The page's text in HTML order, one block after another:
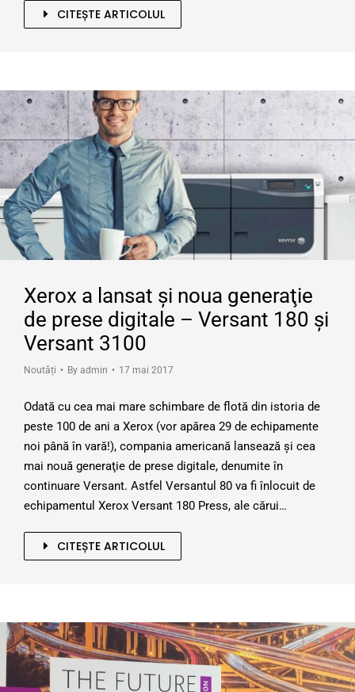
CITEȘTE ARTICOLUL
Xerox a lansat şi noua generaţie
de prese digitale – Versant 180 şi
Versant 3100
Noutăți By admin 17 mai 2017
Odată cu cea mai mare schimbare de flotă din istoria de
peste 100 de ani a Xerox (vor apărea 29 de echipamente
noi până în vară!), compania americană lansează şi cea
mai nouă generaţie de prese digitale, denumite în
continuare Versant. Astfel Versantul 80 va fi înlocuit de
echipamentul Xerox Versant 180 Press, ale cărui…
CITEȘTE ARTICOLUL